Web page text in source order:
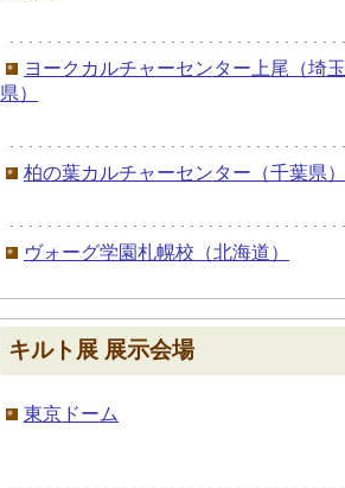
ヨークカルチャーセンター上尾（埼玉
県）
柏の葉カルチャーセンター（千葉県）
ヴォーグ学園札幌校（北海道）
キルト展 展示会場
東京ドーム